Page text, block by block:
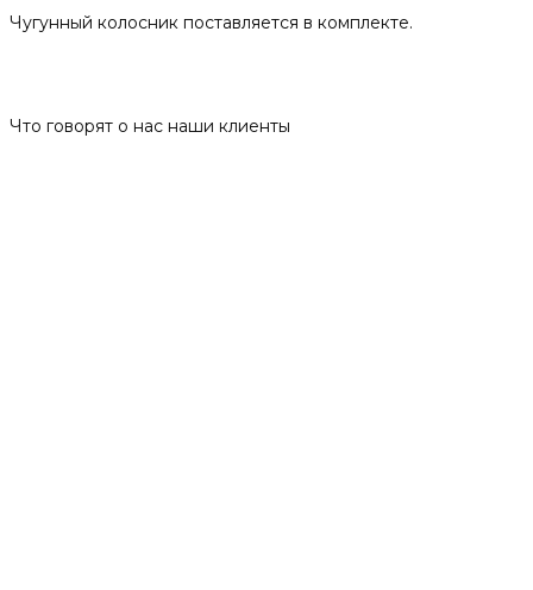
Чугунный колосник поставляется в комплекте.
Что говорят о нас наши клиенты